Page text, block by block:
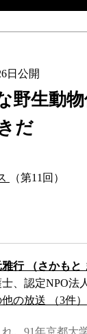
日公開
野生動
だ
（第11回）
行 （さかもと
、認定NPO法
の放送 （3件）
れ。91年京都大